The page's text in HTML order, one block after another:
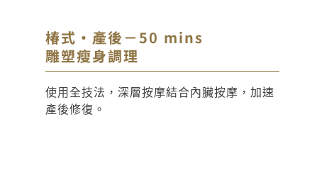
椿式・產後－50 mins
雕塑瘦身調理
使用全技法，深層按摩結合內臟按摩，加速
產後修復。